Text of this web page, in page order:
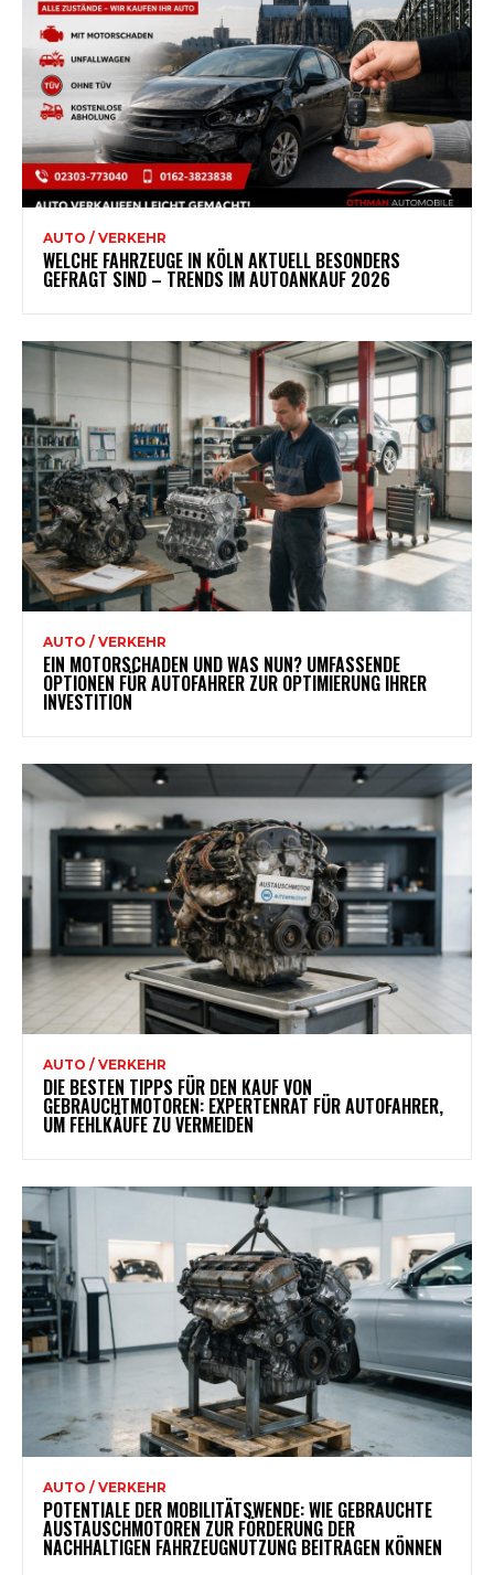
AUTO / VERKEHR
WELCHE FAHRZEUGE IN KÖLN AKTUELL BESONDERS
GEFRAGT SIND – TRENDS IM AUTOANKAUF 2026
AUTO / VERKEHR
EIN MOTORSCHADEN UND WAS NUN? UMFASSENDE
OPTIONEN FÜR AUTOFAHRER ZUR OPTIMIERUNG IHRER
INVESTITION
AUTO / VERKEHR
DIE BESTEN TIPPS FÜR DEN KAUF VON
GEBRAUCHTMOTOREN: EXPERTENRAT FÜR AUTOFAHRER,
UM FEHLKÄUFE ZU VERMEIDEN
AUTO / VERKEHR
POTENTIALE DER MOBILITÄTSWENDE: WIE GEBRAUCHTE
AUSTAUSCHMOTOREN ZUR FÖRDERUNG DER
NACHHALTIGEN FAHRZEUGNUTZUNG BEITRAGEN KÖNNEN